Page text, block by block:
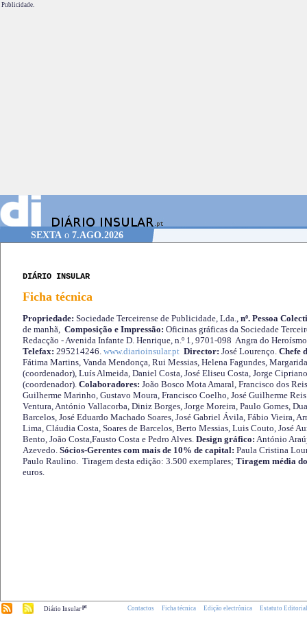
Publicidade.
SEXTA o 7.AGO.2026
DIÁRIO INSULAR
Ficha técnica
Propriedade: Sociedade Terceirense de Publicidade, Lda., nº. Pessoa
de manhã, Composição e Impressão: Oficinas gráficas da Sociedade
Redacção - Avenida Infante D. Henrique, n.º 1, 9701-098 Angra do
Telefax: 295214246. www.diarioinsular.pt Director: José Lourenço. Chefe
Fátima Martins, Vanda Mendonça, Rui Messias, Helena Fagundes,
(coordenador), Luís Almeida, Daniel Costa, José Eliseu Costa, Jorge
(coordenador). Colaboradores: João Bosco Mota Amaral, Francisco dos
Guilherme Marinho, Gustavo Moura, Francisco Coelho, José Guilherme
Ventura, António Vallacorba, Diniz Borges, Jorge Moreira, Paulo Gomes,
Barcelos, José Eduardo Machado Soares, José Gabriel Ávila, Fábio Vieira,
Lima, Cláudia Costa, Soares de Barcelos, Berto Messias, Luis Couto, José
Bento, João Costa,Fausto Costa e Pedro Alves. Design gráfico: António
Azevedo. Sócios-Gerentes com mais de 10% de capital: Paula Cristina
Paulo Raulino. Tiragem desta edição: 3.500 exemplares; Tiragem média
euros.
Diário Insular.pt Contactos Ficha técnica Edição electrónica Estatuto Editorial